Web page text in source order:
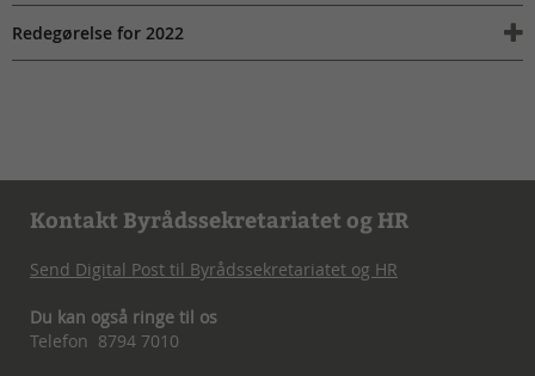
Redegørelse for 2022
Kontakt Byrådssekretariatet og HR
Send Digital Post til Byrådssekretariatet og HR
Du kan også ringe til os
Telefon 8794 7010